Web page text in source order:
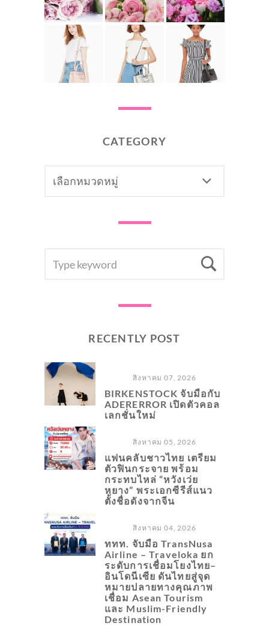
CATEGORY
FOR:
RECENTLY POST
สิงหาคม 07, 2026
BIRKENSTOCK จับมือกับ
ADERERROR เปิดตัวคอล
เลกชั่นใหม่
สิงหาคม 05, 2026
แฟนคลับชาวไทย เตรียม
ตัวฟินกระจาย พร้อม
กระทบไหล่ “หวังเว่ย
หยาง” พระเอกซีรีส์แนว
ตั้งชื่อดังจากจีน
สิงหาคม 04, 2026
ททท. จับมือ TransNusa
Airline – Traveloka ยก
ระดับการเชื่อมโยงไทย–
อินโดนีเซีย ดันไทยสู่จุด
หมายปลายทางคุณภาพ
เชื่อม Asean Tourism
และ Muslim-Friendly
Destination